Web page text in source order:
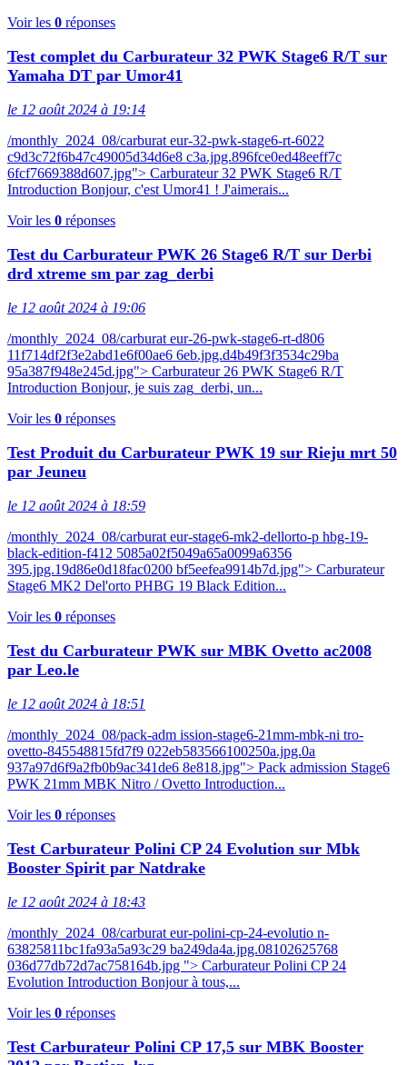
Voir les 0 réponses
Test complet du Carburateur 32 PWK Stage6 R/T sur
Yamaha DT par Umor41
le 12 août 2024 à 19:14
/monthly_2024_08/carburat eur-32-pwk-stage6-rt-6022
c9d3c72f6b47c49005d34d6e8 c3a.jpg.896fce0ed48eeff7c
6fcf7669388d607.jpg"> Carburateur 32 PWK Stage6 R/T
Introduction Bonjour, c'est Umor41 ! J'aimerais...
Voir les 0 réponses
Test du Carburateur PWK 26 Stage6 R/T sur Derbi
drd xtreme sm par zag_derbi
le 12 août 2024 à 19:06
/monthly_2024_08/carburat eur-26-pwk-stage6-rt-d806
11f714df2f3e2abd1e6f00ae6 6eb.jpg.d4b49f3f3534c29ba
95a387f948e245d.jpg"> Carburateur 26 PWK Stage6 R/T
Introduction Bonjour, je suis zag_derbi, un...
Voir les 0 réponses
Test Produit du Carburateur PWK 19 sur Rieju mrt 50
par Jeuneu
le 12 août 2024 à 18:59
/monthly_2024_08/carburat eur-stage6-mk2-dellorto-p hbg-19-
black-edition-f412 5085a02f5049a65a0099a6356
395.jpg.19d86e0d18fac0200 bf5eefea9914b7d.jpg"> Carburateur
Stage6 MK2 Del'orto PHBG 19 Black Edition...
Voir les 0 réponses
Test du Carburateur PWK sur MBK Ovetto ac2008
par Leo.le
le 12 août 2024 à 18:51
/monthly_2024_08/pack-adm ission-stage6-21mm-mbk-ni tro-
ovetto-845548815fd7f9 022eb583566100250a.jpg.0a
937a97d6f9a2fb0b9ac341de6 8e818.jpg"> Pack admission Stage6
PWK 21mm MBK Nitro / Ovetto Introduction...
Voir les 0 réponses
Test Carburateur Polini CP 24 Evolution sur Mbk
Booster Spirit par Natdrake
le 12 août 2024 à 18:43
/monthly_2024_08/carburat eur-polini-cp-24-evolutio n-
63825811bc1fa93a5a93c29 ba249da4a.jpg.08102625768
036d77db72d7ac758164b.jpg "> Carburateur Polini CP 24
Evolution Introduction Bonjour à tous,...
Voir les 0 réponses
Test Carburateur Polini CP 17,5 sur MBK Booster